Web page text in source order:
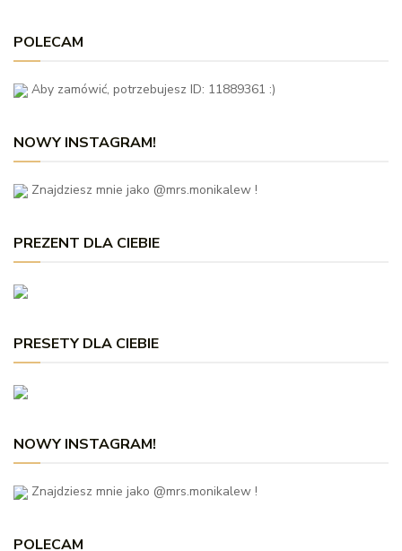
POLECAM
Aby zamówić, potrzebujesz ID: 11889361 :)
NOWY INSTAGRAM!
Znajdziesz mnie jako @mrs.monikalew !
PREZENT DLA CIEBIE
PRESETY DLA CIEBIE
NOWY INSTAGRAM!
Znajdziesz mnie jako @mrs.monikalew !
POLECAM